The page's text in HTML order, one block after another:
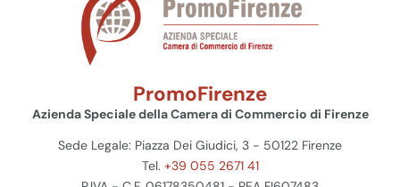
PromoFirenze
Azienda Speciale della Camera di Commercio di Firenze
Sede Legale: Piazza Dei Giudici, 3 - 50122 Firenze
Tel. +39 055 2671 41